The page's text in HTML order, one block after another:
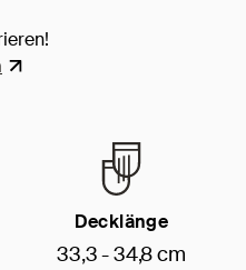
Decklänge
33,3 - 34,8 cm